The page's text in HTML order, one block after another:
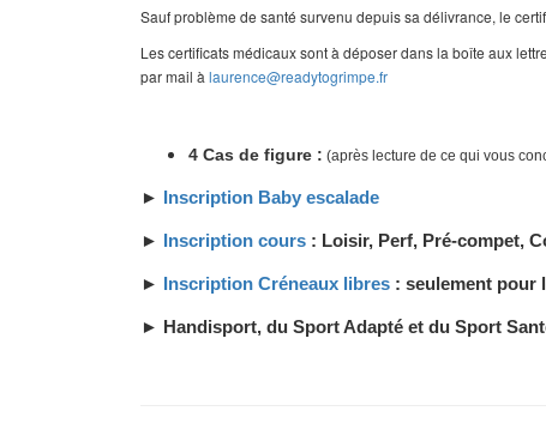
Sauf problème de santé survenu depuis sa délivrance, le
Les certificats médicaux sont à déposer dans la boîte aux
par mail à laurence@readytogrimpe.fr
4 Cas de figure : (après lecture de ce qui vous
► Inscription Baby escalade
► Inscription cours : Loisir, Perf, Pré-compet,
► Inscription Créneaux libres : seulement pour
► Handisport, du Sport Adapté et du Sport